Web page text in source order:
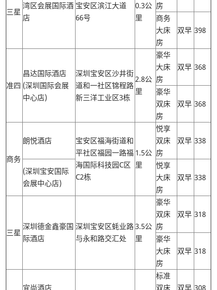
三星
湾区会展国际酒
店
宝安区滨江大道
66号
0.3公
里
房
商务
大床
房
双早 398
准四
昌达国际酒店
(深圳国际会展
中心店)
深圳宝安区沙井街
道和一社区锦程路
新三洋工业区3栋
2.8公
里
豪华
大床
房
双早 368
豪华
双床
房
双早 368
商务
朗悦酒店
宝安区福海街道和
平社区福园一路福
海国际科技园C区
C2栋
1.5公
里
悦享
双床
房
双早 338
(深圳宝安国际
会展中心店)
悦享
大床
房
双早 338
三星
深圳德金鑫豪国
际酒店
深圳宝安区蚝业路
与永和路交汇处
3.5公
里
豪华
双床
房
双早 318
豪华
大床
房
双早 318
宜尚酒店
标准
双床
双早 308